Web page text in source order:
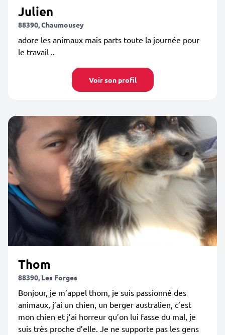
Julien
88390, Chaumousey
adore les animaux mais parts toute la journée pour
le travail ..
Voir son profil
Thom
88390, Les Forges
Bonjour, je m’appel thom, je suis passionné des
animaux, j’ai un chien, un berger australien, c’est
mon chien et j’ai horreur qu’on lui fasse du mal, je
suis très proche d’elle. Je ne supporte pas les gens